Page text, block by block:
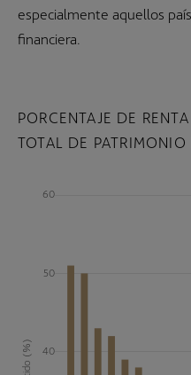
especialmente aquellos
financiera.
PORCENTAJE DE
TOTAL DE